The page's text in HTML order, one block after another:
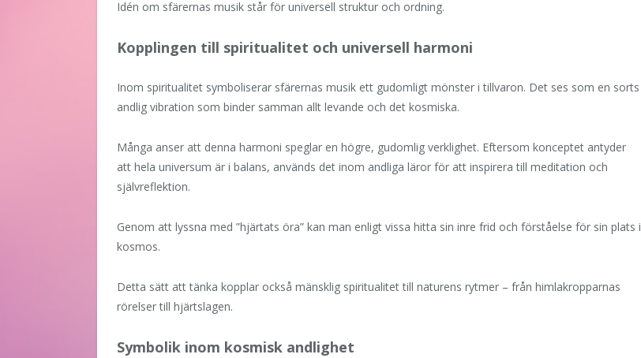
Idén om sfärernas musik står för universell struktur och ordning.
Kopplingen till spiritualitet och universell harmoni
Inom spiritualitet symboliserar sfärernas musik ett gudomligt mönster i tillvaron. Det ses som en sorts
andlig vibration som binder samman allt levande och det kosmiska.
Många anser att denna harmoni speglar en högre, gudomlig verklighet. Eftersom konceptet antyder
att hela universum är i balans, används det inom andliga läror för att inspirera till meditation och
självreflektion.
Genom att lyssna med ”hjärtats öra” kan man enligt vissa hitta sin inre frid och förståelse för sin plats i
kosmos.
Detta sätt att tänka kopplar också mänsklig spiritualitet till naturens rytmer – från himlakropparnas
rörelser till hjärtslagen.
Symbolik inom kosmisk andlighet